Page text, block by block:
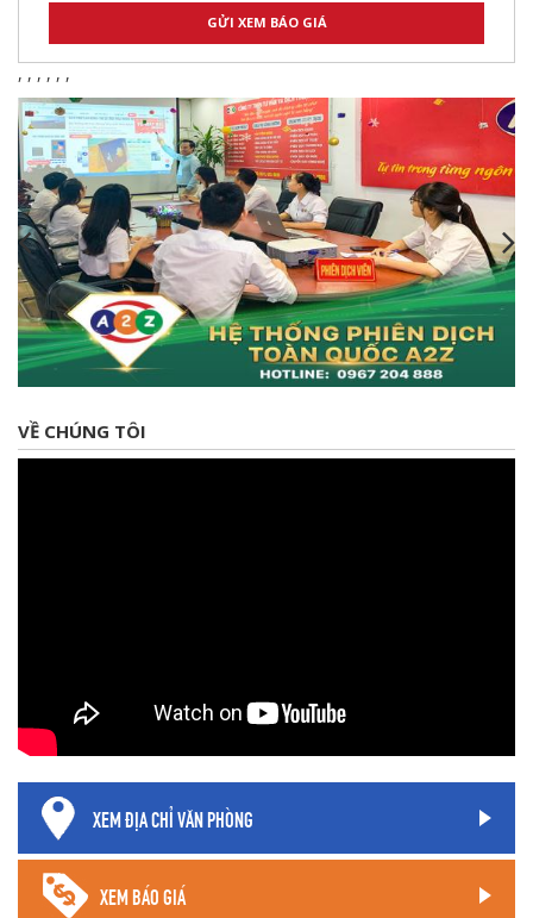
, , , , , ,
VỀ CHÚNG TÔI
XEM ĐỊA CHỈ VĂN PHÒNG
XEM BÁO GIÁ